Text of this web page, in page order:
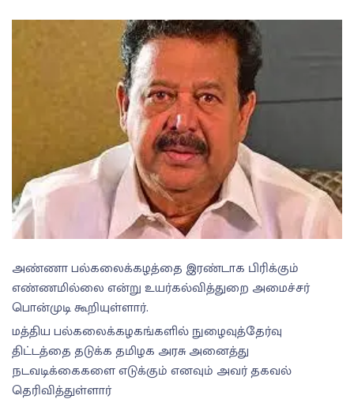
அண்ணா பல்கலைக்கழத்தை இரண்டாக பிரிக்கும்
எண்ணமில்லை என்று உயர்கல்வித்துறை அமைச்சர்
பொன்முடி கூறியுள்ளார்.
மத்திய பல்கலைக்கழகங்களில் நுழைவுத்தேர்வு
திட்டத்தை தடுக்க தமிழக அரசு அனைத்து
நடவடிக்கைகளை எடுக்கும் எனவும் அவர் தகவல்
தெரிவித்துள்ளார்